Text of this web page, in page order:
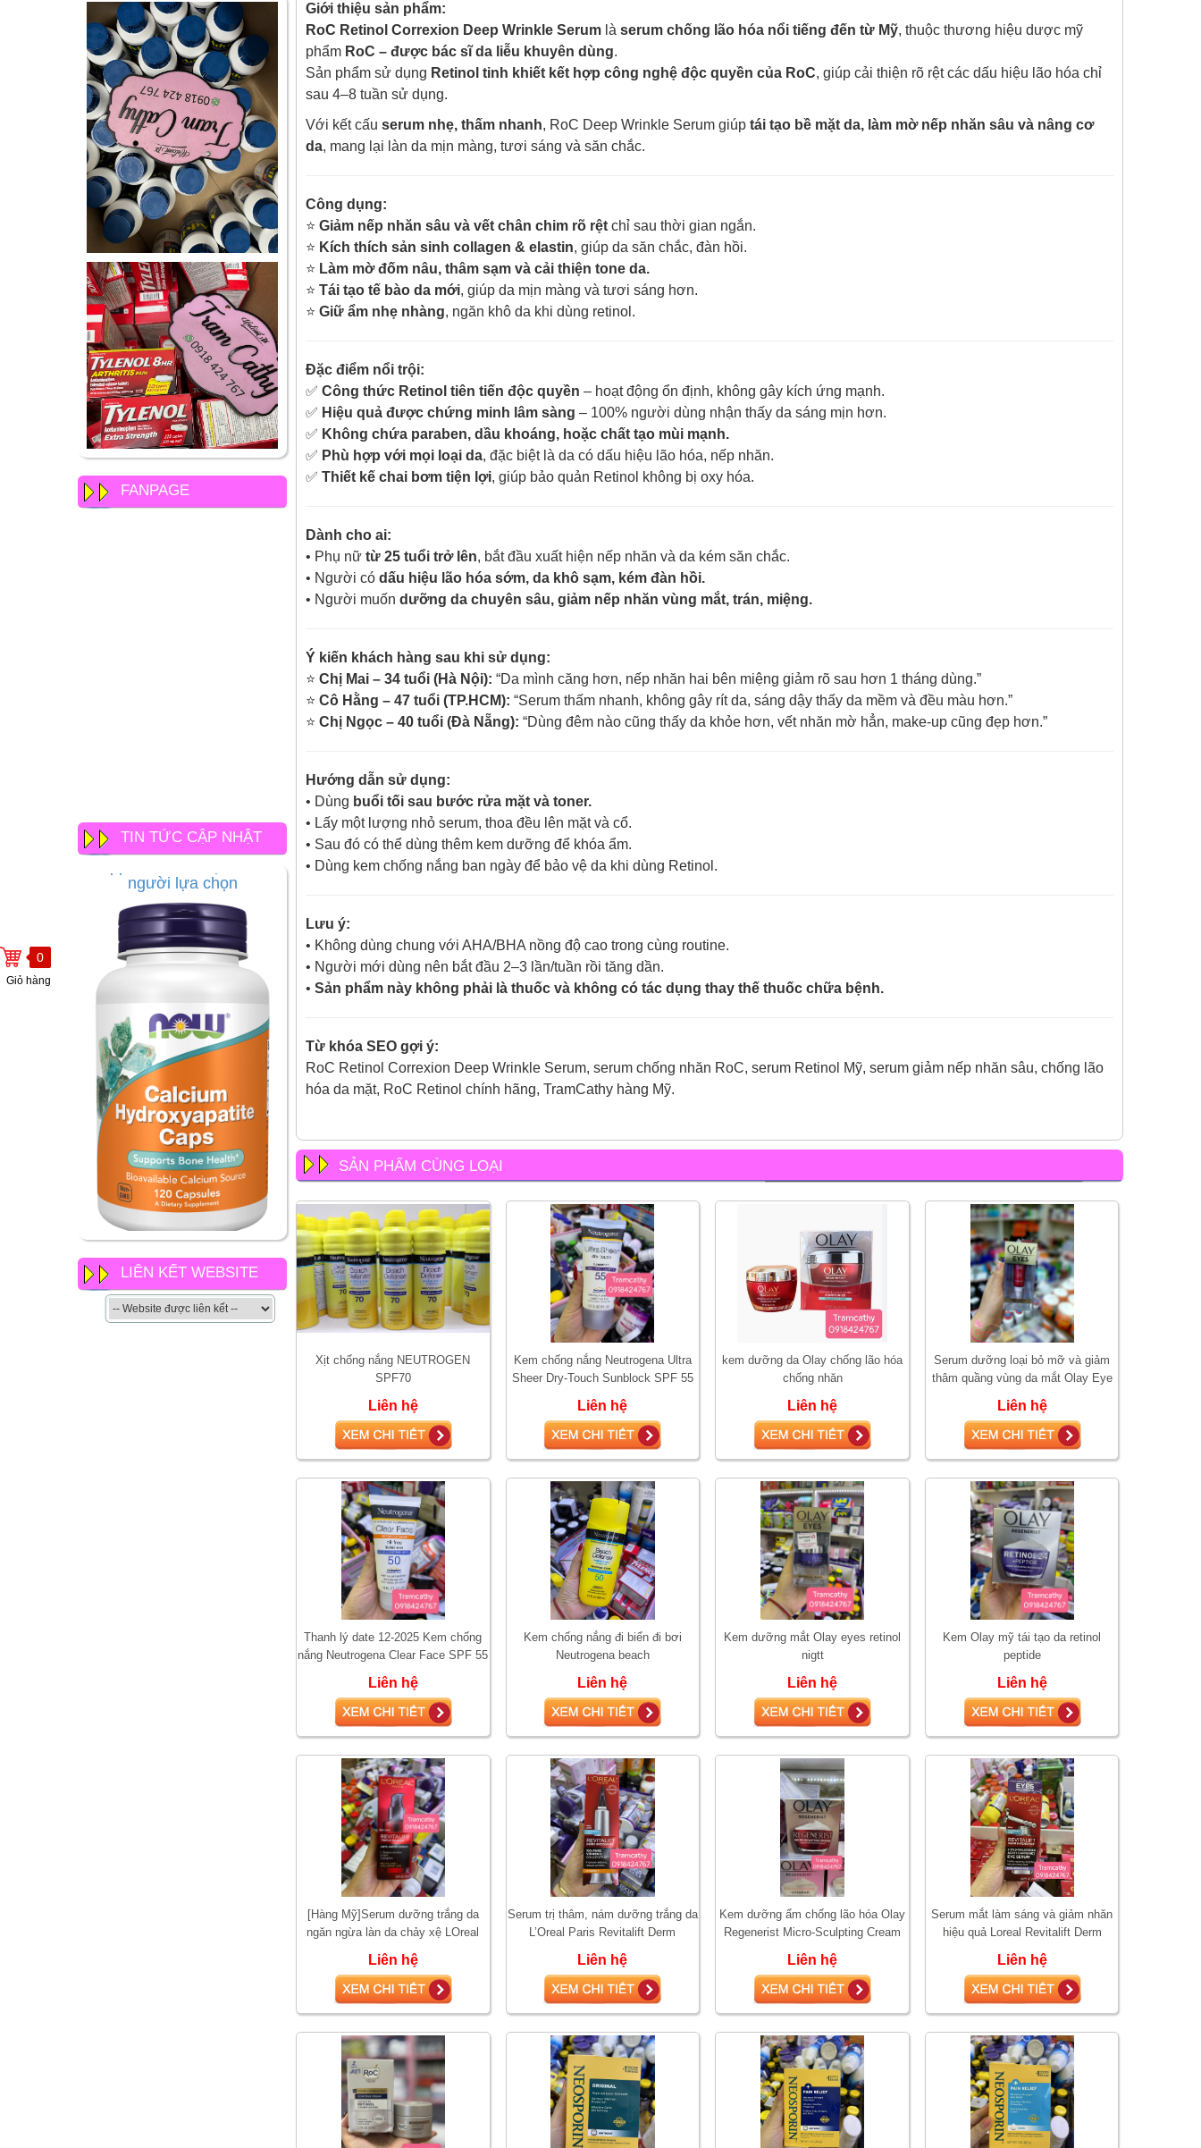
0
Giỏ hàng
FANPAGE
TIN TỨC CẬP NHẬT
NOW Calcium
Hydroxyapatite Caps có gì
khác so với các loại canxi
khác của now
LIÊN KẾT WEBSITE
Giới thiệu sản phẩm:
RoC Retinol Correxion Deep Wrinkle Serum là serum chống lão hóa nổi tiếng đến từ Mỹ, thuộc thương hiệu dược mỹ
phẩm RoC – được bác sĩ da liễu khuyên dùng.
Sản phẩm sử dụng Retinol tinh khiết kết hợp công nghệ độc quyền của RoC, giúp cải thiện rõ rệt các dấu hiệu lão hóa chỉ
sau 4–8 tuần sử dụng.
Với kết cấu serum nhẹ, thấm nhanh, RoC Deep Wrinkle Serum giúp tái tạo bề mặt da, làm mờ nếp nhăn sâu và nâng cơ
da, mang lại làn da mịn màng, tươi sáng và săn chắc.
Công dụng:
⭐ Giảm nếp nhăn sâu và vết chân chim rõ rệt chỉ sau thời gian ngắn.
⭐ Kích thích sản sinh collagen & elastin, giúp da săn chắc, đàn hồi.
⭐ Làm mờ đốm nâu, thâm sạm và cải thiện tone da.
⭐ Tái tạo tế bào da mới, giúp da mịn màng và tươi sáng hơn.
⭐ Giữ ẩm nhẹ nhàng, ngăn khô da khi dùng retinol.
Đặc điểm nổi trội:
✅ Công thức Retinol tiên tiến độc quyền – hoạt động ổn định, không gây kích ứng mạnh.
✅ Hiệu quả được chứng minh lâm sàng – 100% người dùng nhận thấy da sáng mịn hơn.
✅ Không chứa paraben, dầu khoáng, hoặc chất tạo mùi mạnh.
✅ Phù hợp với mọi loại da, đặc biệt là da có dấu hiệu lão hóa, nếp nhăn.
✅ Thiết kế chai bơm tiện lợi, giúp bảo quản Retinol không bị oxy hóa.
Dành cho ai:
• Phụ nữ từ 25 tuổi trở lên, bắt đầu xuất hiện nếp nhăn và da kém săn chắc.
• Người có dấu hiệu lão hóa sớm, da khô sạm, kém đàn hồi.
• Người muốn dưỡng da chuyên sâu, giảm nếp nhăn vùng mắt, trán, miệng.
Ý kiến khách hàng sau khi sử dụng:
⭐ Chị Mai – 34 tuổi (Hà Nội): “Da mình căng hơn, nếp nhăn hai bên miệng giảm rõ sau hơn 1 tháng dùng.”
⭐ Cô Hằng – 47 tuổi (TP.HCM): “Serum thấm nhanh, không gây rít da, sáng dậy thấy da mềm và đều màu hơn.”
⭐ Chị Ngọc – 40 tuổi (Đà Nẵng): “Dùng đêm nào cũng thấy da khỏe hơn, vết nhăn mờ hẳn, make-up cũng đẹp hơn.”
Hướng dẫn sử dụng:
• Dùng buổi tối sau bước rửa mặt và toner.
• Lấy một lượng nhỏ serum, thoa đều lên mặt và cổ.
• Sau đó có thể dùng thêm kem dưỡng để khóa ẩm.
• Dùng kem chống nắng ban ngày để bảo vệ da khi dùng Retinol.
Lưu ý:
• Không dùng chung với AHA/BHA nồng độ cao trong cùng routine.
• Người mới dùng nên bắt đầu 2–3 lần/tuần rồi tăng dần.
• Sản phẩm này không phải là thuốc và không có tác dụng thay thế thuốc chữa bệnh.
Từ khóa SEO gợi ý:
RoC Retinol Correxion Deep Wrinkle Serum, serum chống nhăn RoC, serum Retinol Mỹ, serum giảm nếp nhăn sâu, chống lão
hóa da mặt, RoC Retinol chính hãng, TramCathy hàng Mỹ.
SẢN PHẨM CÙNG LOẠI
Xịt chống nắng NEUTROGEN
SPF70
Liên hệ
Kem chống nắng Neutrogena Ultra
Sheer Dry-Touch Sunblock SPF 55
Liên hệ
kem dưỡng da Olay chống lão hóa
chống nhăn
Liên hệ
Serum dưỡng loại bỏ mỡ và giảm
thâm quầng vùng da mắt Olay Eye
Lifting Serum for Visibly Lifted Firm
Liên hệ
Thanh lý date 12-2025 Kem chống
nắng Neutrogena Clear Face SPF 55
dành cho da dầu mụn
Liên hệ
Kem chống nắng đi biển đi bơi
Neutrogena beach
Liên hệ
Kem dưỡng mắt Olay eyes retinol
nigtt
Liên hệ
Kem Olay mỹ tái tạo da retinol
peptide
Liên hệ
[Hàng Mỹ]Serum dưỡng trắng da
ngăn ngừa làn da chảy xệ LOreal
Paris Revitalift Triple Power Anti-A
Liên hệ
Serum trị thâm, nám dưỡng trắng da
L’Oreal Paris Revitalift Derm
Intensives 10% Vitamin C 30ml
Liên hệ
Kem dưỡng ẩm chống lão hóa Olay
Regenerist Micro-Sculpting Cream
48g
Liên hệ
Serum mắt làm sáng và giảm nhăn
hiệu quả Loreal Revitalift Derm
Intensives 20ml
Liên hệ